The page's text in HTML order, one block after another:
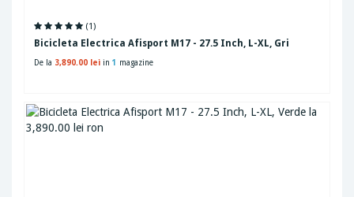
(1)
Bicicleta Electrica Afisport M17 - 27.5 Inch, L-XL, Gri
De la 3,890.00 lei in 1 magazine